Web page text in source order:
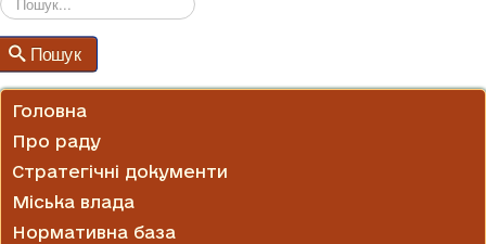
ОГОЛОШЕННЯ
ГРАФІКИ ПРИЙОМУ
Пошук
Головна
Про раду
Стратегічні документи
Міська влада
Нормативна база